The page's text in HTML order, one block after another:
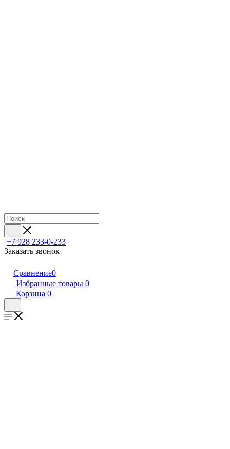
+7 928 233-0-233
Заказать звонок
Сравнение0
Избранные товары 0
Корзина 0